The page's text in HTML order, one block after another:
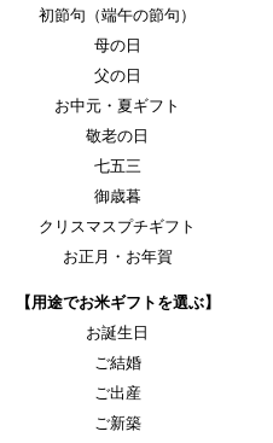
初節句（端午の節句）
母の日
父の日
お中元・夏ギフト
敬老の日
七五三
御歳暮
クリスマスプチギフト
お正月・お年賀
【用途でお米ギフトを選ぶ】
お誕生日
ご結婚
ご出産
ご新築